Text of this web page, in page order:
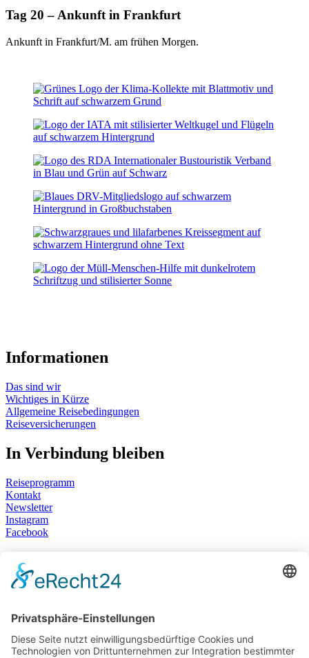
Tag 20 – Ankunft in Frankfurt
Ankunft in Frankfurt/M. am frühen Morgen.
Informationen
Das sind wir
Wichtiges in Kürze
Allgemeine Reisebedingungen
Reiseversicherungen
In Verbindung bleiben
Reiseprogramm
Kontakt
Newsletter
Instagram
Facebook
Wir sind für Sie da
Montag bis Donnerstag
10:00 Uhr bis 13:00 Uhr